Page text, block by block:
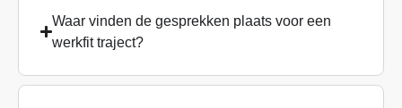
Waar vinden de gesprekken plaats voor een
werkfit traject?